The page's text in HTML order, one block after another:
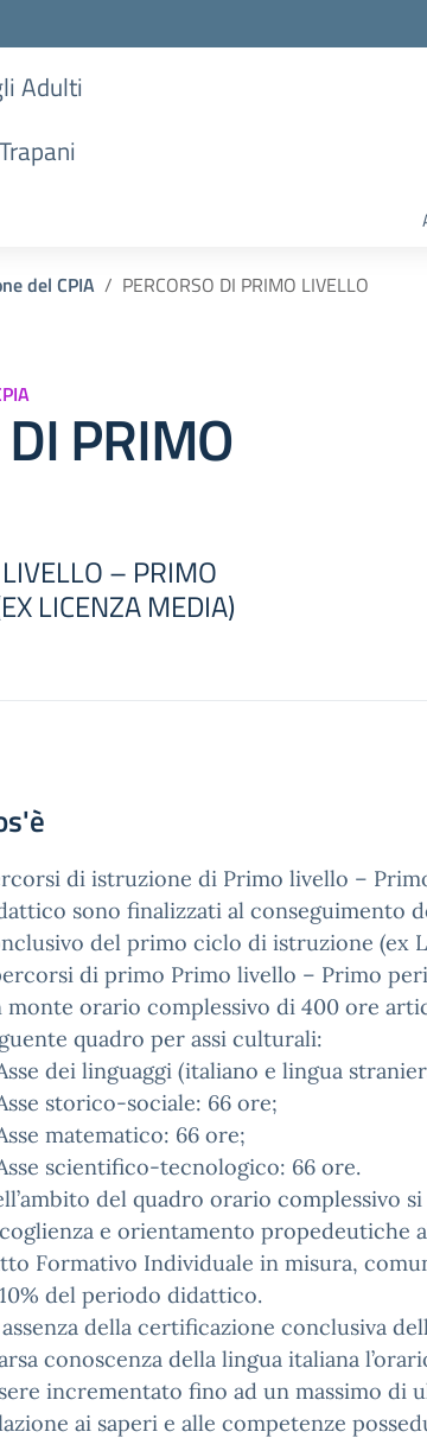
Adulti
del CPIA PERCORSO DI PRIMO LIVELLO
PRIMO
– PRIMO
LICENZA MEDIA)
di istruzione di Primo livello –
sono finalizzati al conseguimento
del primo ciclo di istruzione (ex
di primo Primo livello – Primo
monte orario complessivo di 400 ore
quadro per assi culturali:
dei linguaggi (italiano e lingua
storico-sociale: 66 ore;
matematico: 66 ore;
scientifico-tecnologico: 66 ore.
del quadro orario complessivo
e orientamento propedeutiche
Formativo Individuale in misura,
del periodo didattico.
della certificazione conclusiva
conoscenza della lingua italiana
incrementato fino ad un massimo di
ai saperi e alle competenze